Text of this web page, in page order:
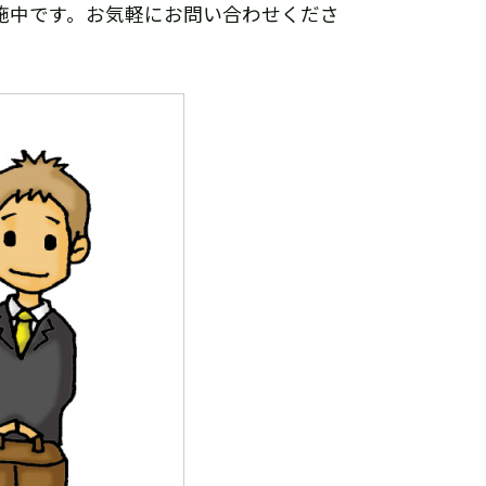
です。お気軽にお問い合わせくださ